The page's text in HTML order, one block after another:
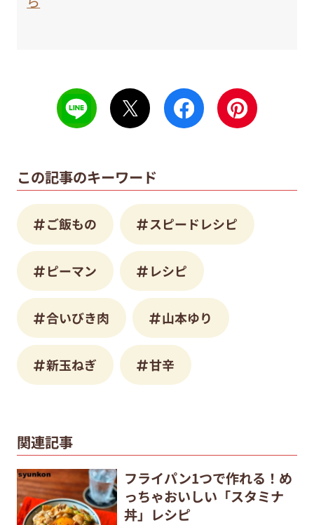
この記事のキーワード
ご飯もの スピードレシピ
ピーマン レシピ
合いびき肉 山本ゆり
新玉ねぎ 甘辛
関連記事
フライパン1つで作れる！め
っちゃおいしい「スタミナ
丼」レシピ